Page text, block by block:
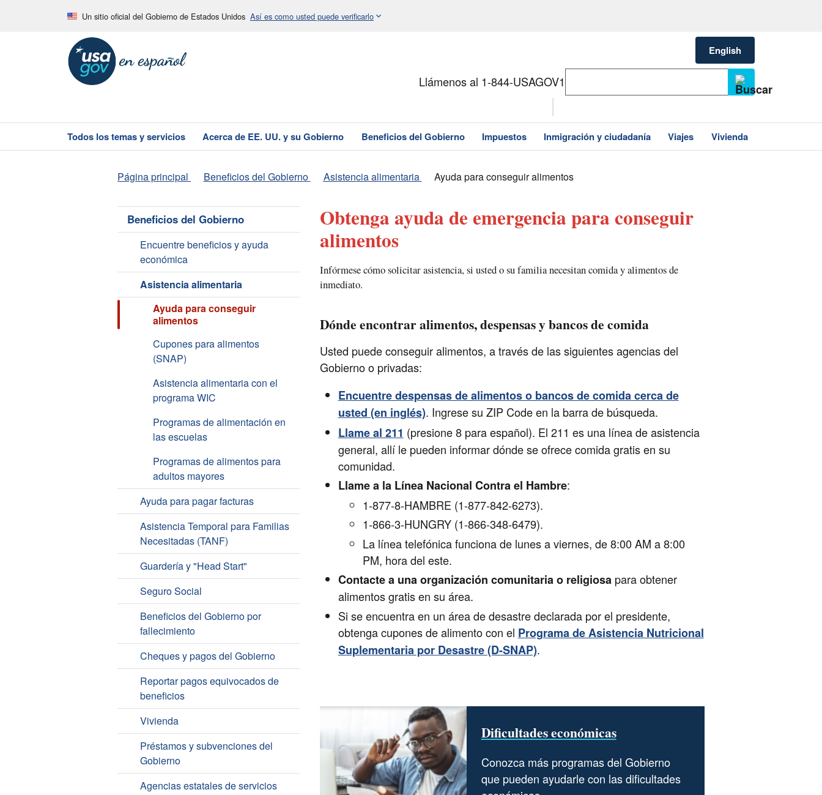
Un sitio oficial del Gobierno de Estados Unidos Así es como usted puede verificarlo
English
Llámenos al 1-844-USAGOV1
Todos los temas y servicios Acerca de EE. UU. y su Gobierno Beneficios del Gobierno Impuestos Inmigración y ciudadanía Viajes Vivienda
Página principal Beneficios del Gobierno Asistencia alimentaria Ayuda para conseguir alimentos
Beneficios del Gobierno
Encuentre beneficios y ayuda
económica
Asistencia alimentaria
Ayuda para conseguir
alimentos
Cupones para alimentos
(SNAP)
Asistencia alimentaria con el
programa WIC
Programas de alimentación en
las escuelas
Programas de alimentos para
adultos mayores
Ayuda para pagar facturas
Asistencia Temporal para Familias
Necesitadas (TANF)
Guardería y "Head Start"
Seguro Social
Beneficios del Gobierno por
fallecimiento
Cheques y pagos del Gobierno
Reportar pagos equivocados de
beneficios
Vivienda
Préstamos y subvenciones del
Gobierno
Agencias estatales de servicios
Obtenga ayuda de emergencia para conseguir
alimentos
Infórmese cómo solicitar asistencia, si usted o su familia necesitan comida y alimentos de
inmediato.
Dónde encontrar alimentos, despensas y bancos de comida
Usted puede conseguir alimentos, a través de las siguientes agencias del
Gobierno o privadas:
Encuentre despensas de alimentos o bancos de comida cerca de
usted (en inglés). Ingrese su ZIP Code en la barra de búsqueda.
Llame al 211 (presione 8 para español). El 211 es una línea de asistencia
general, allí le pueden informar dónde se ofrece comida gratis en su
comunidad.
Llame a la Línea Nacional Contra el Hambre:
1-877-8-HAMBRE (1-877-842-6273).
1-866-3-HUNGRY (1-866-348-6479).
La línea telefónica funciona de lunes a viernes, de 8:00 AM a 8:00
PM, hora del este.
Contacte a una organización comunitaria o religiosapara obtener
alimentos gratis en su área.
Si se encuentra en un área de desastre declarada por el presidente,
obtenga cupones de alimento con el Programa de Asistencia Nutricional
Suplementaria por Desastre (D-SNAP).
Conozca más programas del Gobierno
que pueden ayudarle con las dificultades
Dificultades económicas